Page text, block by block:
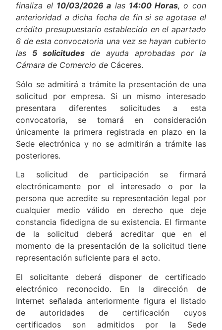
finaliza el 10/03/2026 a las 14:00 Horas, o con
anterioridad a dicha fecha de fin si se agotase el
crédito presupuestario establecido en el apartado
6 de esta convocatoria una vez se hayan cubierto
las5 solicitudes de ayuda aprobadas por la
Cámara de Comercio de Cáceres.
Sólo se admitirá a trámite la presentación de una
solicitud por empresa. Si un mismo interesado
presentara diferentes solicitudes a esta
convocatoria, se tomará en consideración
únicamente la primera registrada en plazo en la
Sede electrónica y no se admitirán a trámite las
posteriores.
La solicitud de participación se firmará
electrónicamente por el interesado o por la
persona que acredite su representación legal por
cualquier medio válido en derecho que deje
constancia fidedigna de su existencia. El firmante
de la solicitud deberá acreditar que en el
momento de la presentación de la solicitud tiene
representación suficiente para el acto.
El solicitante deberá disponer de certificado
electrónico reconocido. En la dirección de
Internet señalada anteriormente figura el listado
de autoridades de certificación cuyos
certificados son admitidos por la Sede